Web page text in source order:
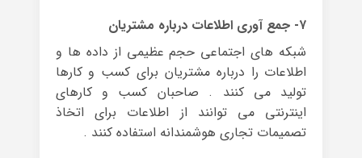
۷- جمع آوری اطلاعات درباره مشتریان
شبکه های اجتماعی حجم عظیمی از داده ها و
اطلاعات را درباره مشتریان برای کسب و کارها
تولید می کنند . صاحبان کسب و کارهای
اینترنتی می توانند از اطلاعات برای اتخاذ
تصمیمات تجاری هوشمندانه استفاده کنند .